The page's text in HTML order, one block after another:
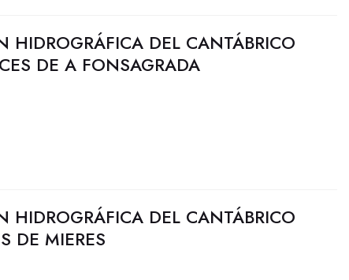
HIDROGRÁFICA DEL CANTÁBRICO
DE A FONSAGRADA
HIDROGRÁFICA DEL CANTÁBRICO
DE MIERES